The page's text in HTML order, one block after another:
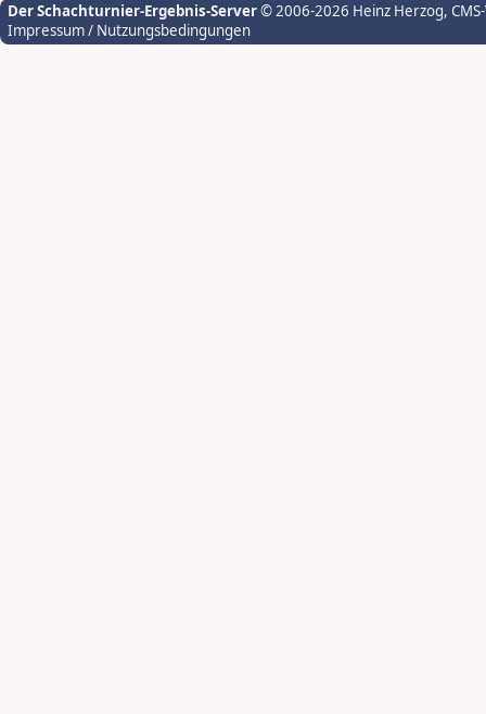
Der Schachturnier-Ergebnis-Server© 2006-2026 Heinz Herzog,
Impressum / Nutzungsbedingungen